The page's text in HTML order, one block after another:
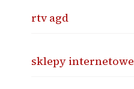
rtv agd
sklepy internetowe